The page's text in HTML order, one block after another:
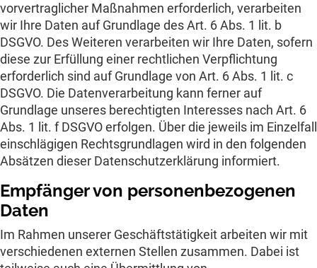
vorvertraglicher Maßnahmen erforderlich, verarbeiten
wir Ihre Daten auf Grundlage des Art. 6 Abs. 1 lit. b
DSGVO. Des Weiteren verarbeiten wir Ihre Daten, sofern
diese zur Erfüllung einer rechtlichen Verpflichtung
erforderlich sind auf Grundlage von Art. 6 Abs. 1 lit. c
DSGVO. Die Datenverarbeitung kann ferner auf
Grundlage unseres berechtigten Interesses nach Art. 6
Abs. 1 lit. f DSGVO erfolgen. Über die jeweils im Einzelfall
einschlägigen Rechtsgrundlagen wird in den folgenden
Absätzen dieser Datenschutzerklärung informiert.
Empfänger von personenbezogenen
Daten
Im Rahmen unserer Geschäftstätigkeit arbeiten wir mit
verschiedenen externen Stellen zusammen. Dabei ist